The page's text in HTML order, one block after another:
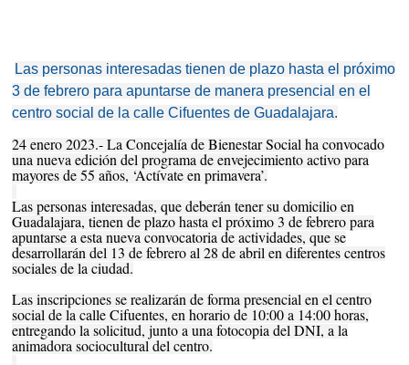
Las personas interesadas tienen de plazo hasta el próximo
3 de febrero para apuntarse de manera presencial en el
centro social de la calle Cifuentes de Guadalajara.
24 enero 2023.- La Concejalía de Bienestar Social ha convocado
una nueva edición del programa de envejecimiento activo para
mayores de 55 años, ‘Actívate en primavera’.
Las personas interesadas, que deberán tener su domicilio en
Guadalajara, tienen de plazo hasta el próximo 3 de febrero para
apuntarse a esta nueva convocatoria de actividades, que se
desarrollarán del 13 de febrero al 28 de abril en diferentes centros
sociales de la ciudad.
Las inscripciones se realizarán de forma presencial en el centro
social de la calle Cifuentes, en horario de 10:00 a 14:00 horas,
entregando la solicitud, junto a una fotocopia del DNI, a la
animadora sociocultural del centro.